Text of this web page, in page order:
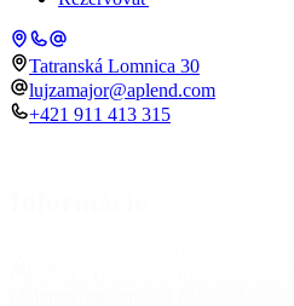
Tatranská Lomnica 30
lujzamajor@aplend.com
+421 911 413 315